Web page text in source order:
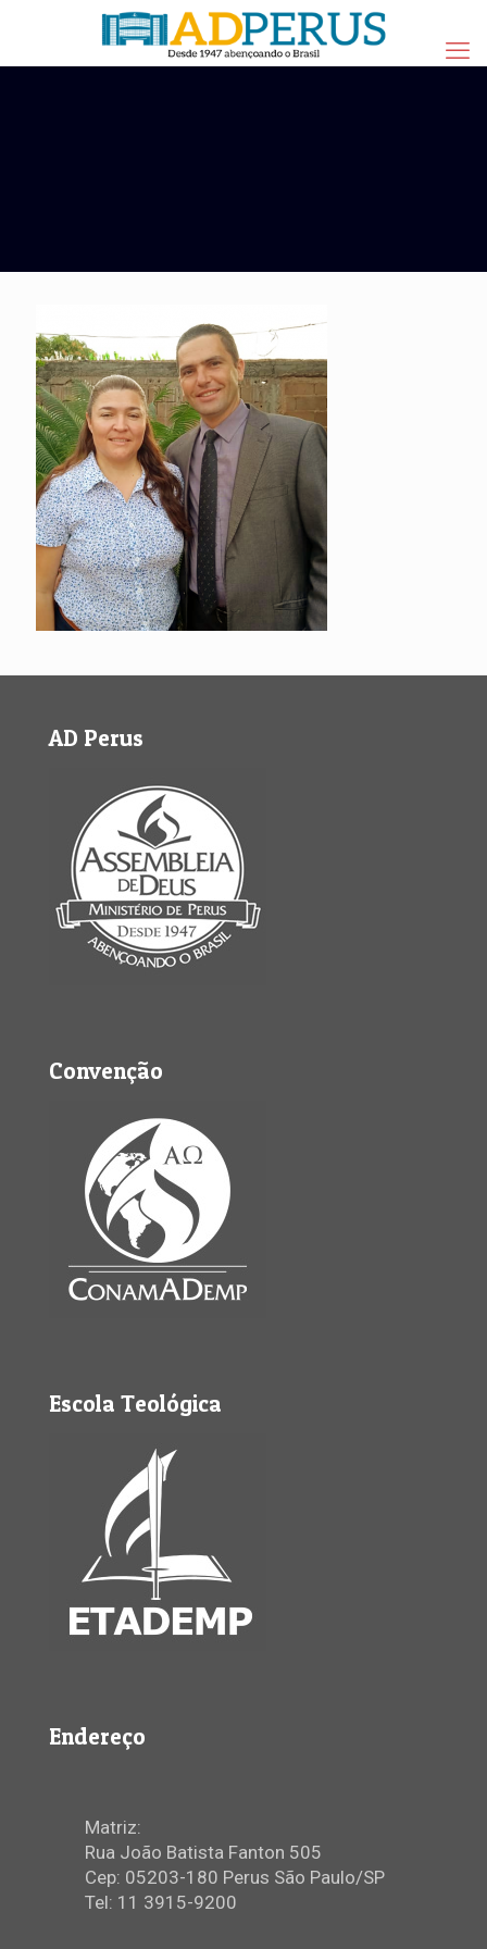
AD Perus
Convenção
Escola Teológica
Endereço
Matriz:
Rua João Batista Fanton 505
Cep: 05203-180 Perus São Paulo/SP
Tel: 11 3915-9200